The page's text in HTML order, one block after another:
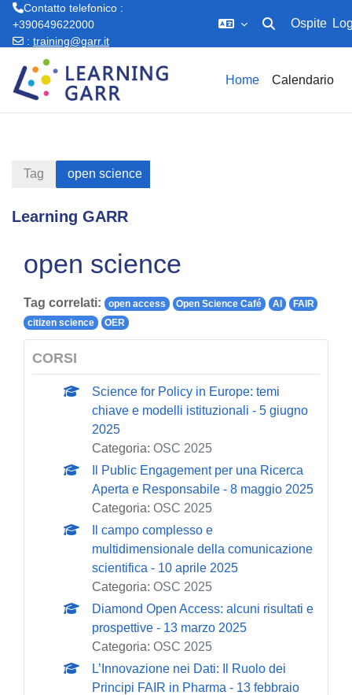
Contatto telefonico :
+390649622000
: training@garr.it
Attiva/disattiva
Ospite
Home Calendario
Tag open science
Learning GARR
open science
Tag correlati: open access Open Science Café AI
FAIR
citizen science
OER
CORSI
Science for Policy in Europe: temi
chiave e modelli istituzionali - 5 giugno
2025
Categoria: OSC 2025
Il Public Engagement per una Ricerca
Aperta e Responsabile - 8 maggio 2025
Categoria: OSC 2025
Il campo complesso e
multidimensionale della comunicazione
scientifica - 10 aprile 2025
Categoria: OSC 2025
Diamond Open Access: alcuni risultati e
prospettive - 13 marzo 2025
Categoria: OSC 2025
L’Innovazione nei Dati: Il Ruolo dei
Principi FAIR in Pharma - 13 febbraio